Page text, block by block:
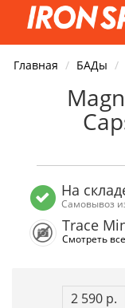
Главная БАДы
На
Самовывоз
Trace
Смотреть
2 590 р.